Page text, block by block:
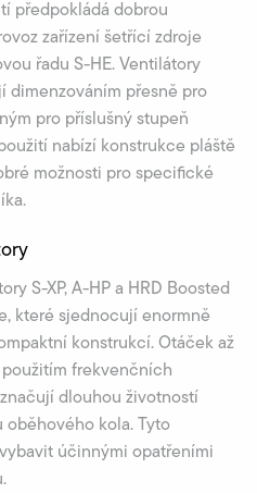
předpokládá dobrou
zařízení šetřící zdroje
řadu S-HE. Ventilátory
dimenzováním přesně pro
pro příslušný stupeň
nabízí konstrukce pláště
možnosti pro specifické
S-XP, A-HP a HRD Boosted
které sjednocují enormně
konstrukcí. Otáček až
frekvenčních
dlouhou životností
kola. Tyto
účinnými opatřeními